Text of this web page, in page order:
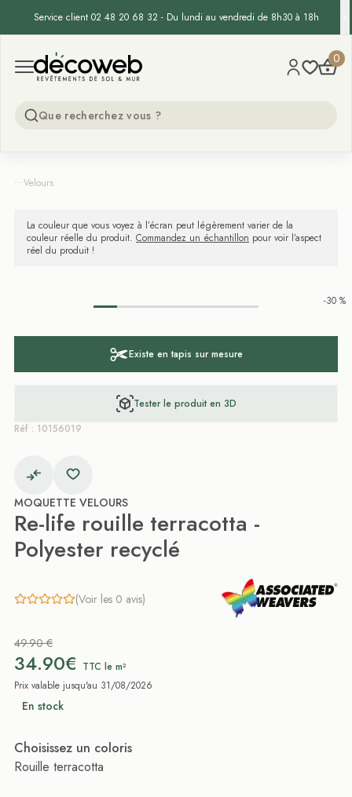
Service client 02 48 20 68 32 - Du lundi au vendredi de 8h30 à 18h
Open menu
Decoweb 0
...Velours
La couleur que vous voyez à l’écran peut légèrement varier de la
couleur réelle du produit. Commandez un échantillon pour voir l’aspect
réel du produit !
-30 %
Existe en tapis sur mesure
Tester le produit en 3D
Réf : 10156019
MOQUETTE VELOURS
Re-life rouille terracotta -
Polyester recyclé
(Voir les 0 avis)
49.90 €
34.90€ TTC le m²
Prix valable jusqu'au 31/08/2026
En stock
Choisissez un coloris
Rouille terracotta